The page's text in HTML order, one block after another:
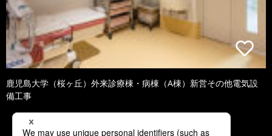
鹿児島大学（桜ヶ丘）外来診療棟・病棟（A棟）新営その他電気設
備工事